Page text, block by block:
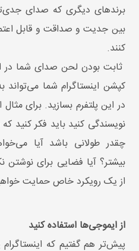
برند‌های دیگری که صدای
بین جدیت و صداقت و قابل
کنند.
ثابت بودن لحن صدای شما در
کپشن اینستاگرام شما
در این پلتفرم بسازید. برای
نویسندگی کنید باید فکر کنید
چقدر طولانی باشد آیا
بیشتر؟ آیا فضایی برای نوشتن
از یک رویکرد خاص حمایت
از ایموجی‌ها استفاده کنید
پیش‌تر هم گفتیم که